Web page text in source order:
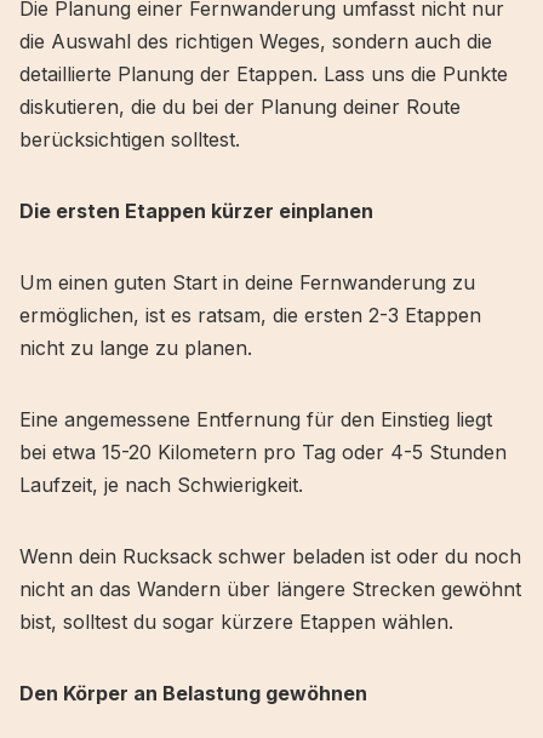
Die Planung einer Fernwanderung umfasst nicht nur
die Auswahl des richtigen Weges, sondern auch die
detaillierte Planung der Etappen. Lass uns die Punkte
diskutieren, die du bei der Planung deiner Route
berücksichtigen solltest.
Die ersten Etappen kürzer einplanen
Um einen guten Start in deine Fernwanderung zu
ermöglichen, ist es ratsam, die ersten 2-3 Etappen
nicht zu lange zu planen.
Eine angemessene Entfernung für den Einstieg liegt
bei etwa 15-20 Kilometern pro Tag oder 4-5 Stunden
Laufzeit, je nach Schwierigkeit.
Wenn dein Rucksack schwer beladen ist oder du noch
nicht an das Wandern über längere Strecken gewöhnt
bist, solltest du sogar kürzere Etappen wählen.
Den Körper an Belastung gewöhnen